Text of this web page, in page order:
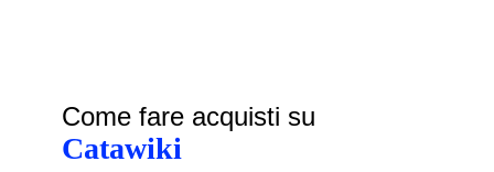
Come fare acquisti su
Catawiki